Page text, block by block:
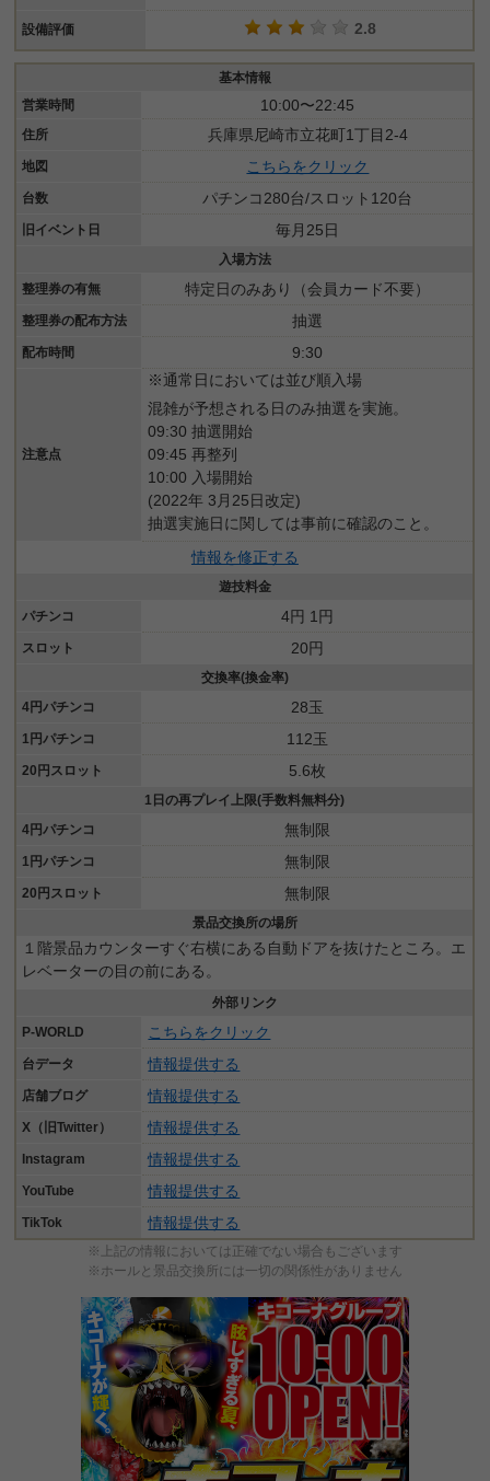
設備評価 2.8
基本情報
営業時間
10:00〜22:45
住所 兵庫県尼崎市立花町1丁目2-4
地図 こちらをクリック
台数 パチンコ280台/スロット120台
旧イベント日 毎月25日
入場方法
整理券の有無
特定日のみあり（会員カード不要）
整理券の配布方法 抽選
配布時間 9:30
注意点
※通常日においては並び順入場
混雑が予想される日のみ抽選を実施。
09:30 抽選開始
09:45 再整列
10:00 入場開始
(2022年 3月25日改定)
抽選実施日に関しては事前に確認のこと。
情報を修正する
遊技料金
パチンコ
4円 1円
スロット 20円
交換率(換金率)
4円パチンコ
28玉
1円パチンコ 112玉
20円スロット 5.6枚
1日の再プレイ上限(手数料無料分)
4円パチンコ
無制限
1円パチンコ 無制限
20円スロット 無制限
景品交換所の場所
１階景品カウンターすぐ右横にある自動ドアを抜けたところ。エ
レベーターの目の前にある。
外部リンク
P-WORLD
こちらをクリック
台データ 情報提供する
店舗ブログ 情報提供する
X（旧Twitter） 情報提供する
Instagram 情報提供する
YouTube 情報提供する
TikTok 情報提供する
※上記の情報においては正確でない場合もございます
※ホールと景品交換所には一切の関係性がありません